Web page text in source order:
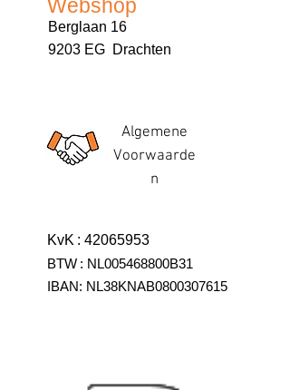
Webshop
Berglaan 16
9203 EG Drachten
Algemene
Voorwaarde
n
KvK : 42065953
BTW : NL005468800B31
IBAN: NL38KNAB0800307615